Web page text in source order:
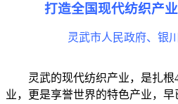
打造全国现代纺织产
灵武市人民政府、银
灵武的现代纺织产业，是扎根
业，更是享誉世界的特色产业，早